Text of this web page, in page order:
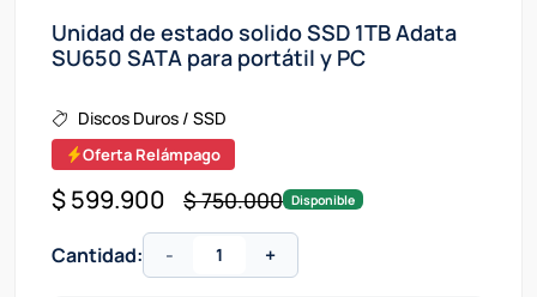
Unidad de estado solido SSD 1TB Adata
SU650 SATA para portátil y PC
Discos Duros / SSD
Oferta Relámpago
$ 599.900 $ 750.000 Disponible
Cantidad: - +